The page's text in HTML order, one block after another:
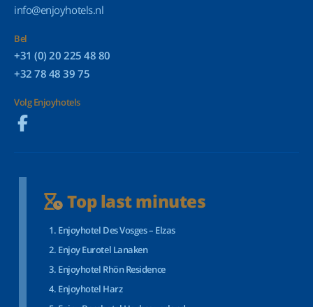
info@enjoyhotels.nl
Bel
+31 (0) 20 225 48 80
+32 78 48 39 75
Volg Enjoyhotels
Top last minutes
Enjoyhotel Des Vosges – Elzas
Enjoy Eurotel Lanaken
Enjoyhotel Rhön Residence
Enjoyhotel Harz